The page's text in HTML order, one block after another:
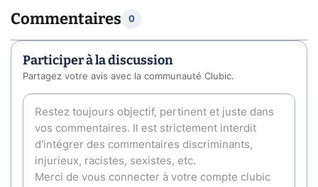
Commentaires 0
Participer à la discussion
Partagez votre avis avec la communauté Clubic.